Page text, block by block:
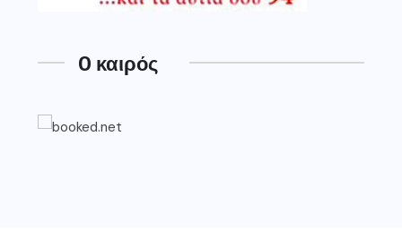
O καιρός